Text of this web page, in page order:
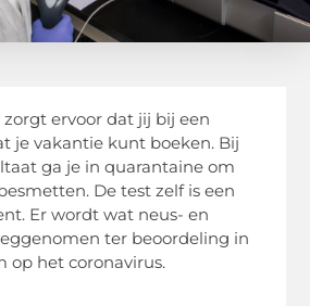
zorgt ervoor dat jij bij een
je vakantie kunt boeken. Bij
ga je in quarantaine om
De test zelf is een
Er wordt wat neus- en
ter beoordeling in
op het coronavirus.